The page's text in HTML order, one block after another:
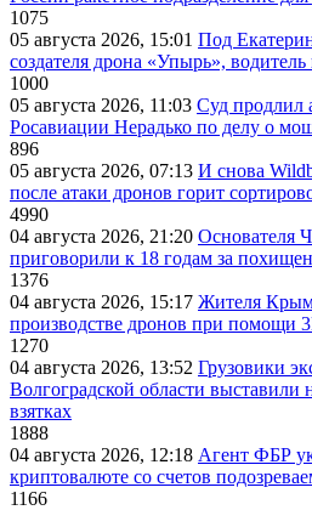
1075
05 августа 2026, 15:01 Под
создателя дрона «Упырь», водитель
1000
05 августа 2026, 11:03 Суд продлил
Росавиации Нерадько по делу о
896
05 августа 2026, 07:13 И снова
после атаки дронов горит
4990
04 августа 2026, 21:20 Основателя
приговорили к 18 годам за
1376
04 августа 2026, 15:17 Жителя
производстве дронов при помощи
1270
04 августа 2026, 13:52 Грузовики
Волгоградской области выставили
взятках
1888
04 августа 2026, 12:18 Агент ФБР
криптовалюте со счетов
1166